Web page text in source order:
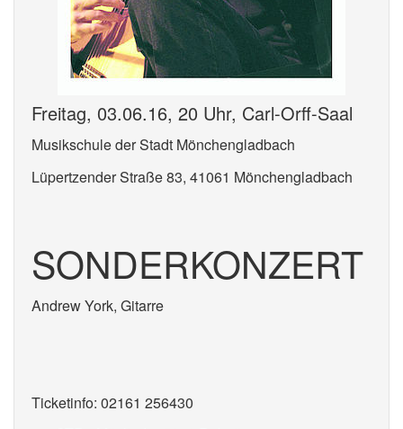
Freitag, 03.06.16, 20 Uhr, Carl-Orff-Saal
Musikschule der Stadt Mönchengladbach
Lüpertzender Straße 83, 41061 Mönchengladbach
SONDERKONZERT
Andrew York, Gitarre
Ticketinfo: 02161 256430